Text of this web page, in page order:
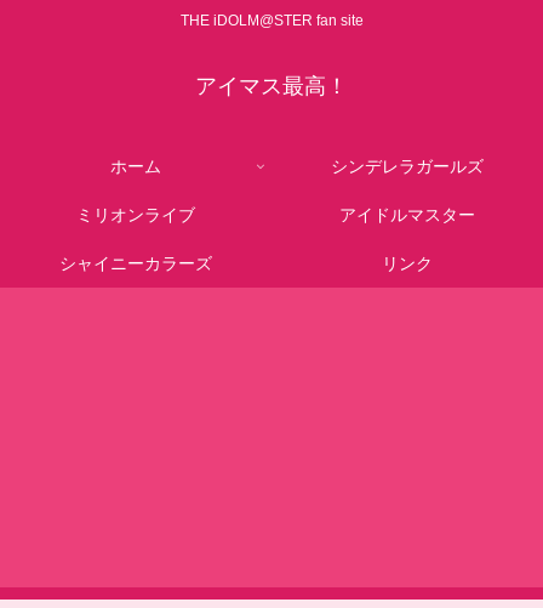
THE iDOLM@STER fan site
アイマス最高！
ホーム シンデレラガールズ
ミリオンライブ アイドルマスター
シャイニーカラーズ リンク